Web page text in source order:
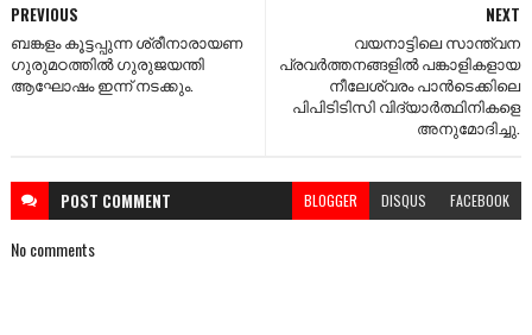
NEXT
വയനാട്ടിലെ സാന്ത്വന
പ്രവർത്തനങ്ങളിൽ പങ്കാളികളായ
നീലേശ്വരം പാൻടെക്കിലെ
പിപിടിടിസി വിദ്യാർത്ഥിനികളെ
അനുമോദിച്ചു.
PREVIOUS
ബങ്കളം കൂട്ടപ്പുന്ന ശ്രീനാരായണ
ഗുരുമഠത്തിൽ ഗുരുജയന്തി
ആഘോഷം ഇന്ന് നടക്കും.
POST COMMENT BLOGGER DISQUS FACEBOOK
No comments